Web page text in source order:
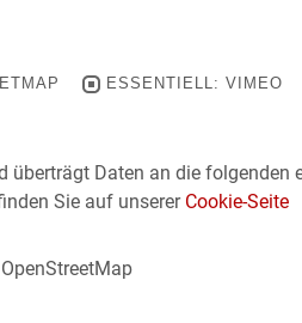
ESSENTIELL: VIMEO
überträgt Daten an die folgenden
Sie auf unserer Cookie-Seite